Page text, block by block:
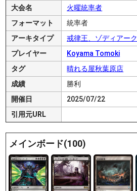
大会名
火曜統率者
フォーマット
統率者
アーキタイプ
戒律王、ゾディアーク
プレイヤー
Koyama Tomoki
タグ
晴れる屋秋葉原店
成績
勝利
開催日
2025/07/22
引用元URL
メインボード(100)